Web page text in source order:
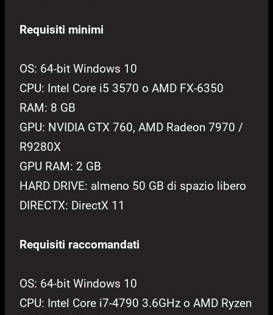
Requisiti minimi
OS: 64-bit Windows 10
CPU: Intel Core i5 3570 o AMD FX-6350
RAM: 8 GB
GPU: NVIDIA GTX 760, AMD Radeon 7970 /
R9280X
GPU RAM: 2 GB
HARD DRIVE: almeno 50 GB di spazio libero
DIRECTX: DirectX 11
Requisiti raccomandati
OS: 64-bit Windows 10
CPU: Intel Core i7-4790 3.6GHz o AMD Ryzen